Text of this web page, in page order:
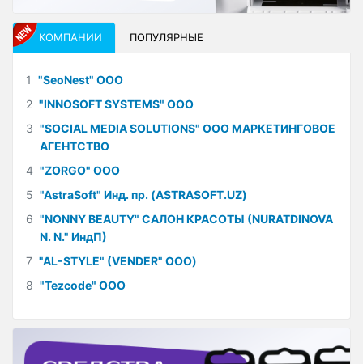
КОМПАНИИ ПОПУЛЯРНЫЕ
1 "SeoNest" ООО
2 "INNOSOFT SYSTEMS" ООО
3 "SOCIAL MEDIA SOLUTIONS" ООО МАРКЕТИНГОВОЕ
АГЕНТСТВО
4 "ZORGO" ООО
5 "AstraSoft" Инд. пр. (ASTRASOFT.UZ)
6 "NONNY BEAUTY" САЛОН КРАСОТЫ (NURATDINOVA
N. N." ИндП)
7 "AL-STYLE" (VENDER" ООО)
8 "Tezcode" ООО